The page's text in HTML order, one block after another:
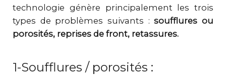
technologie génère principalement les trois
types de problèmes suivants :soufflures ou
porosités, reprises de front, retassures.
1-Soufflures / porosités :